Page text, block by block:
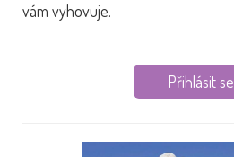
vám vyhovuje.
Přihlásit se